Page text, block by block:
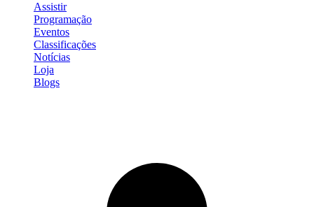
Assistir
Programação
Eventos
Classificações
Notícias
Loja
Blogs